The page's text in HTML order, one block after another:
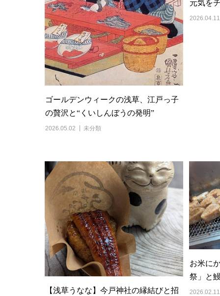
ゴールデンウィークの浅草、江戸っ子
の贅沢と“くいしんぼうの発明”
2026.05.02 未分類
元気を
2026.04.11
【浅草うなな】今戸神社の縁結びと招
お米に
祭」と
2026.02.11